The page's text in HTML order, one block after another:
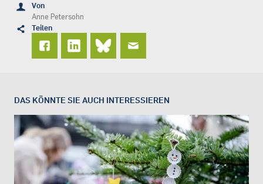
Von
Anne Petersohn
Teilen
DAS KÖNNTE SIE AUCH INTERESSIEREN